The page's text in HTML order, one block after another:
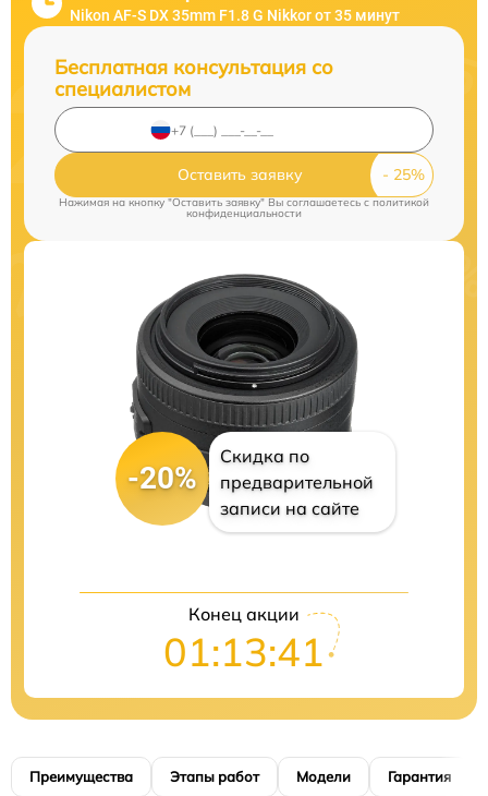
Nikon AF-S DX 35mm F1.8 G Nikkor от 35 минут
Бесплатная консультация со
специалистом
Оставить заявку
Нажимая на кнопку "Оставить заявку" Вы соглашаетесь cполитикой
конфиденциальности
-20%
Скидка по
предварительной
записи на сайте
Конец акции
01:13:40
Преимущества Этапы работ Модели Гарантия